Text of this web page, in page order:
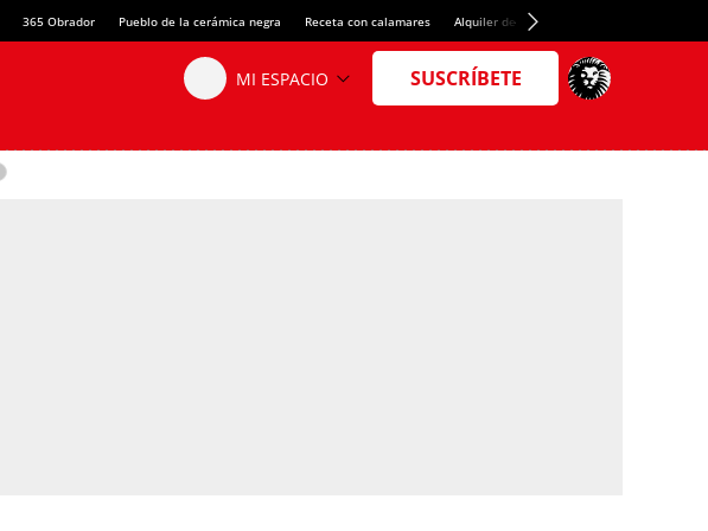
365 Obrador Pueblo de la cerámica negra Receta con calamares Alquiler de habitaciones en España